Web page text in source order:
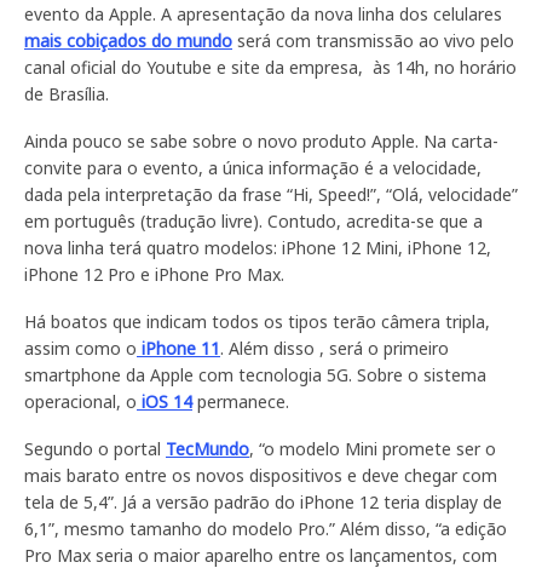
evento da Apple. A apresentação da nova linha dos celulares
mais cobiçados do mundo será com transmissão ao vivo pelo
canal oficial do Youtube e site da empresa, às 14h, no horário
de Brasília.
Ainda pouco se sabe sobre o novo produto Apple. Na carta-
convite para o evento, a única informação é a velocidade,
dada pela interpretação da frase “Hi, Speed!”, “Olá, velocidade”
em português (tradução livre). Contudo, acredita-se que a
nova linha terá quatro modelos: iPhone 12 Mini, iPhone 12,
iPhone 12 Pro e iPhone Pro Max.
Há boatos que indicam todos os tipos terão câmera tripla,
assim como o iPhone 11. Além disso , será o primeiro
smartphone da Apple com tecnologia 5G. Sobre o sistema
operacional, o iOS 14permanece.
Segundo o portal TecMundo, “o modelo Mini promete ser o
mais barato entre os novos dispositivos e deve chegar com
tela de 5,4”. Já a versão padrão do iPhone 12 teria display de
6,1”, mesmo tamanho do modelo Pro.” Além disso, “a edição
Pro Max seria o maior aparelho entre os lançamentos, com